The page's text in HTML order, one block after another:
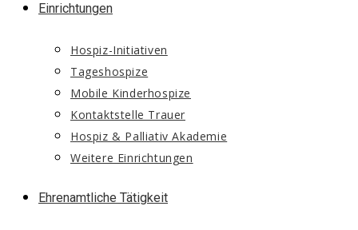
Einrichtungen
Hospiz-Initiativen
Tageshospize
Mobile Kinderhospize
Kontaktstelle Trauer
Hospiz & Palliativ Akademie
Weitere Einrichtungen
Ehrenamtliche Tätigkeit